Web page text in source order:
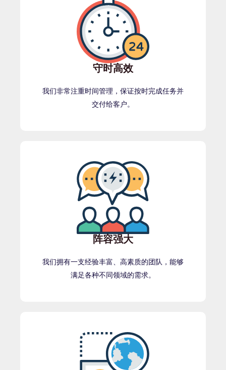
守时高效
我们非常注重时间管理，保证按时完成任务并
交付给客户。
阵容强大
我们拥有一支经验丰富、高素质的团队，能够
满足各种不同领域的需求。